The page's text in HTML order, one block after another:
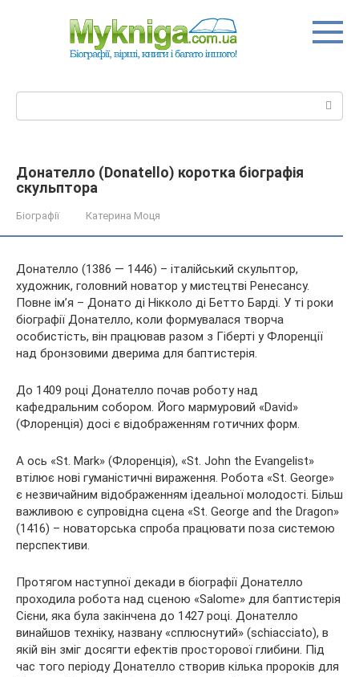
Донателло (Donatello) коротка біографія
скульптора
Біографії Катерина Моця
Донателло (1386 — 1446) – італійський скульптор,
художник, головний новатор у мистецтві Ренесансу.
Повне ім’я – Донато ді Нікколо ді Бетто Барді. У ті роки
біографії Донателло, коли формувалася творча
особистість, він працював разом з Гіберті у Флоренції
над бронзовими дверима для баптистерія.
До 1409 році Донателло почав роботу над
кафедральним собором. Його мармуровий «David»
(Флоренція) досі є відображенням готичних форм.
А ось «St. Mark» (Флоренція), «St. John the Evangelist»
втілює нові гуманістичні вираження. Робота «St. George»
є незвичайним відображенням ідеальної молодості. Більш
важливою є супровідна сцена «St. George and the Dragon»
(1416) – новаторська спроба працювати поза системою
перспективи.
Протягом наступної декади в біографії Донателло
проходила робота над сценою «Salome» для баптистерія
Сієни, яка була закінчена до 1427 році. Донателло
винайшов техніку, названу «сплюснутий» (schiacciato), в
якій він зміг досягти ефектів просторової глибини. Під
час того періоду Донателло створив кілька пророків для